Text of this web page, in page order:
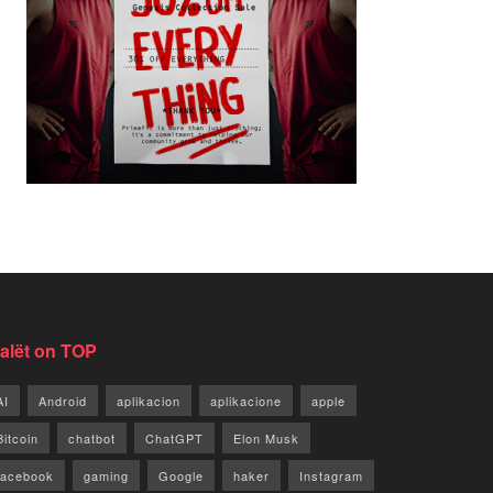
on TOP
Android aplikacion aplikacione apple
chatbot ChatGPT Elon Musk
gaming Google haker Instagram